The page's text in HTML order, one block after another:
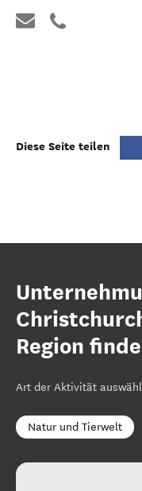
Diese Seite teilen
Region
Art der Aktivität
Natur und Tierwelt